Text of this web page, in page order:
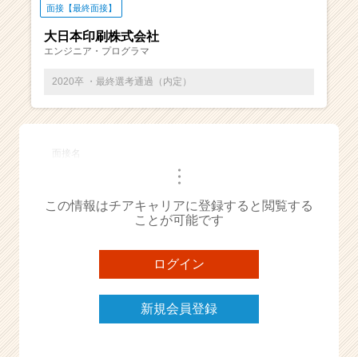
ベ
ン
チ
ー・
成
ら
ス
ト
が
届
く
面接【最終面接】
大日本印刷株式会社
エンジニア・プログラマ
2020卒 ・最終選考通過（内定）
面接名
・・・
この情報はチアキャリアに登録すると閲覧する
ことが可能です
ログイン
新規会員登録